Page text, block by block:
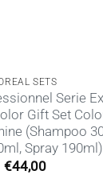
SETS
Serie
Gift Set
(Shampoo
Spray 190ml)
€44,00